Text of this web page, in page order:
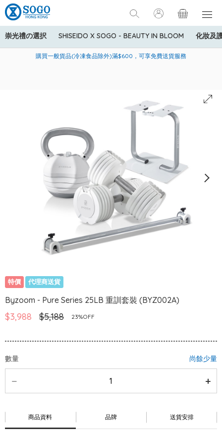
崇光禮の選択 SHISEIDO X SOGO - BEAUTY IN BLOOM 化妝及
美國運通Explorer®信用卡會員購物禮遇：高達5%簽賬回贈！
購買一般貨品(冷凍食品除外)滿$600，可享免費送貨服務
寄送中國內地服務只適用於指定商品，若訂單金額少於HK$600(折
特價 代理商送貨
Byzoom - Pure Series 25LB 重訓套裝 (BYZ002A)
$3,988 $5,188 23%OFF
數量 尚餘少量
商品資料 品牌 送貨安排